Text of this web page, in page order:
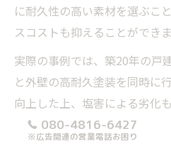
に耐久性の高い素材を選ぶこ
スコストも抑えることができま
実際の事例では、築20年の戸
と外壁の高耐久塗装を同時に
向上した上、塩害による劣化
あります。こうした取り組み
しい湘南ライフを支えています
080-4816-6427
※広告関連の営業電話お困り